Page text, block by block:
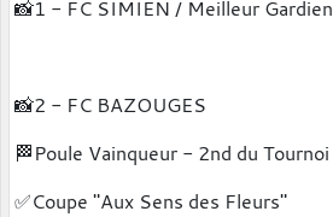
📸1 - FC SIMIEN / Meilleur Gardien
📸2 - FC BAZOUGES
🏁Poule Vainqueur - 2nd du Tournoi
✅️Coupe "Aux Sens des Fleurs"